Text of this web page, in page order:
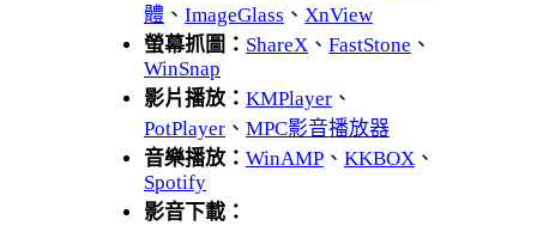
體 、 ImageGlass 、 XnView
螢幕抓圖： ShareX 、 FastStone 、
WinSnap
影片播放： KMPlayer 、
PotPlayer 、 MPC影音播放器
音樂播放： WinAMP 、 KKBOX 、
Spotify
影音下載：